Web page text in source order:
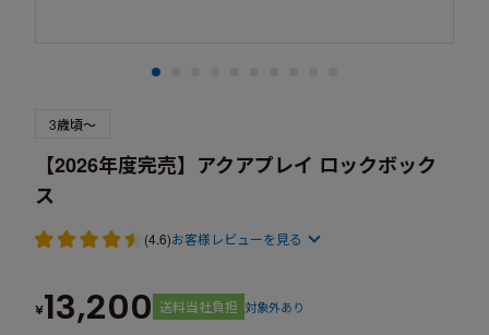
3歳頃～
【2026年度完売】アクアプレイ ロックボック
ス
(4.6)お客様レビューを見る
¥13,200 送料当社負担 対象外あり